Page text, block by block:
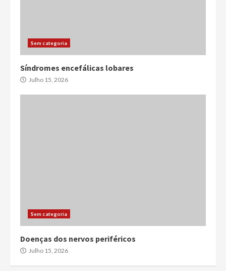
Sem categoria
Síndromes encefálicas lobares
Julho 15, 2026
Sem categoria
Doenças dos nervos periféricos
Julho 15, 2026